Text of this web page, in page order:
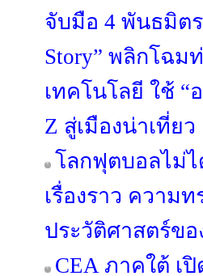
จับมือ 4 พันธมิตร
Story” พลิกโฉม
เทคโนโลยี ใช้ “
Z สู่เมืองน่าเที่ยว
โลกฟุตบอลไม่
เรื่องราว ความ
ประวัติศาสตร์ขอ
CEA ภาคใต้ เ